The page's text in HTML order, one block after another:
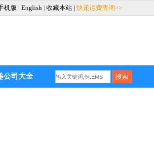
机版 | English | 收藏本站 |快递运费查询>>
公司大全